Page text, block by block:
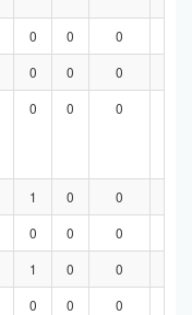
0 0 0
0 0 0
0 0 0
1 0 0
0 0 0
1 0 0
0 0 0